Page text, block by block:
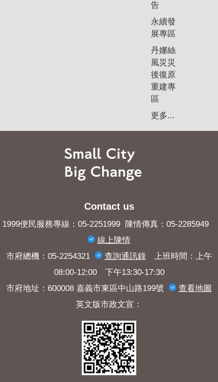
告
永續發
展專區
丹娜絲
風災災
後復原
重建專
區
更多...
Contact us
1999便民服務專線：05-2251999 陳情傳真：05-2285949
線上陳情
市府總機：05-2254321
查詢​通訊錄上班時間：上午
08:00-12:00 下午13:30-17:30
市府地址：600008 嘉義市東區中山路199號
查看地圖
英文版市政文宣：